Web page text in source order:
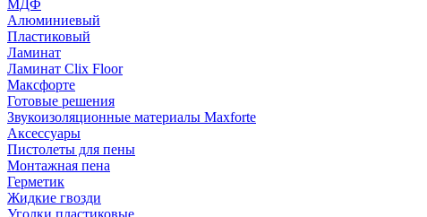
МДФ
Алюминиевый
Пластиковый
Ламинат
Ламинат Clix Floor
Максфорте
Готовые решения
Звукоизоляционные материалы Maxforte
Аксессуары
Пистолеты для пены
Монтажная пена
Герметик
Жидкие гвозди
Уголки пластиковые